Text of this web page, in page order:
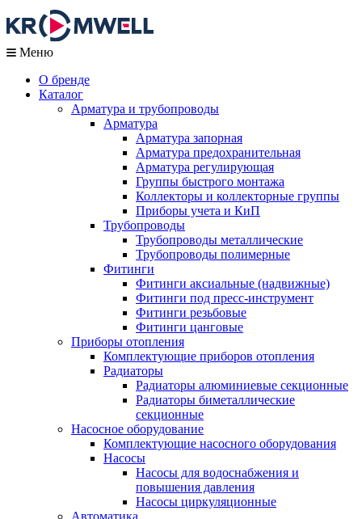
Меню
О бренде
Каталог
Арматура и трубопроводы
Арматура
Арматура запорная
Арматура предохранительная
Арматура регулирующая
Группы быстрого монтажа
Коллекторы и коллекторные группы
Приборы учета и КиП
Трубопроводы
Трубопроводы металлические
Трубопроводы полимерные
Фитинги
Фитинги аксиальные (надвижные)
Фитинги под пресс-инструмент
Фитинги резьбовые
Фитинги цанговые
Приборы отопления
Комплектующие приборов отопления
Радиаторы
Радиаторы алюминиевые секционные
Радиаторы биметаллические
секционные
Насосное оборудование
Комплектующие насосного оборудования
Насосы
Насосы для водоснабжения и
повышения давления
Насосы циркуляционные
Автоматика